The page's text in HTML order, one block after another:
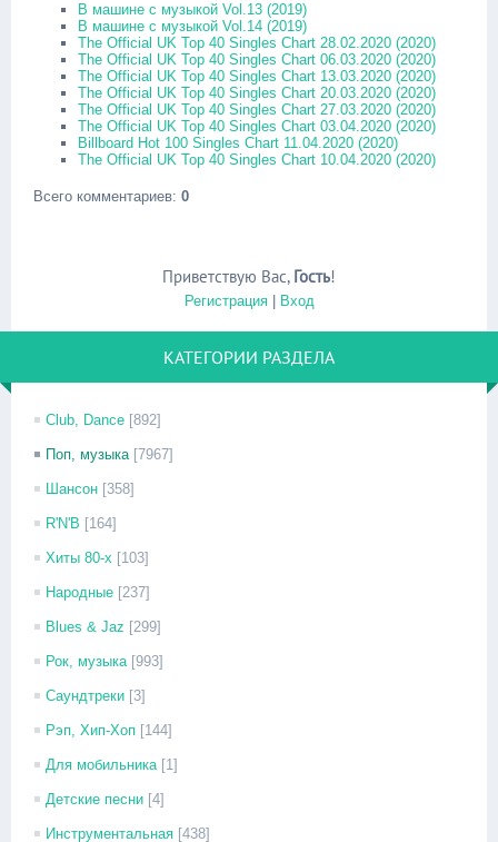
В машине с музыкой Vol.13 (2019)
В машине с музыкой Vol.14 (2019)
The Official UK Top 40 Singles Chart 28.02.2020 (2020)
The Official UK Top 40 Singles Chart 06.03.2020 (2020)
The Official UK Top 40 Singles Chart 13.03.2020 (2020)
The Official UK Top 40 Singles Chart 20.03.2020 (2020)
The Official UK Top 40 Singles Chart 27.03.2020 (2020)
The Official UK Top 40 Singles Chart 03.04.2020 (2020)
Billboard Hot 100 Singles Chart 11.04.2020 (2020)
The Official UK Top 40 Singles Chart 10.04.2020 (2020)
Всего комментариев: 0
Приветствую Вас, Гость!
Регистрация| Вход
КАТЕГОРИИ РАЗДЕЛА
Club, Dance [892]
Поп, музыка [7967]
Шансон [358]
R'N'B [164]
Хиты 80-х [103]
Народные [237]
Blues & Jaz [299]
Рок, музыка [993]
Саундтреки [3]
Рэп, Хип-Хоп [144]
Для мобильника [1]
Детские песни [4]
Инструментальная [438]